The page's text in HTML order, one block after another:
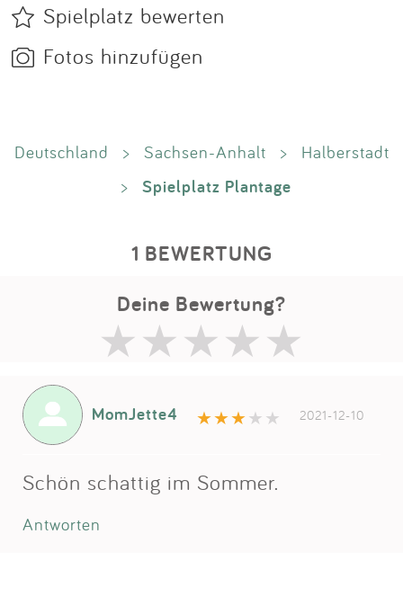
Spielplatz bewerten
Fotos hinzufügen
Deutschland > Sachsen-Anhalt >
Halberstadt
>
Spielplatz Plantage
1 BEWERTUNG
Deine Bewertung?
MomJette4 2021-12-10
Schön schattig im Sommer.
Antworten